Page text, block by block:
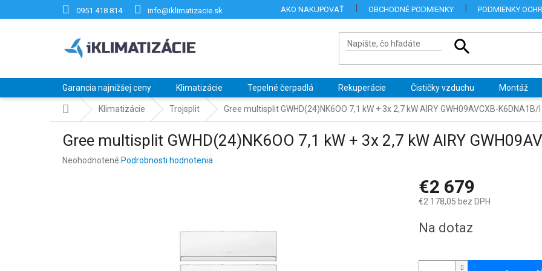
0951 418 814 info@iklimatizacie.sk AKO NAKUPOVAŤ OBCHODNÉ PODMIENKY PODMIENKY
Garancia najnižšej ceny Klimatizácie Tepelné čerpadlá Rekuperácie Čističky vzduchu Montáž
DomovKlimatizácie Trojsplit Gree multisplit GWHD(24)NK6OO 7,1 kW + 3x 2,7 kW AIRY GWH09AVCXB-K6DNA1B/I
Gree multisplit GWHD(24)NK6OO 7,1 kW + 3x 2,7 kW AIRY
Priemerné
Neohodnotené Podrobnosti hodnotenia
€2 679
€2 178,05 bez DPH
cena:
Na dotaz